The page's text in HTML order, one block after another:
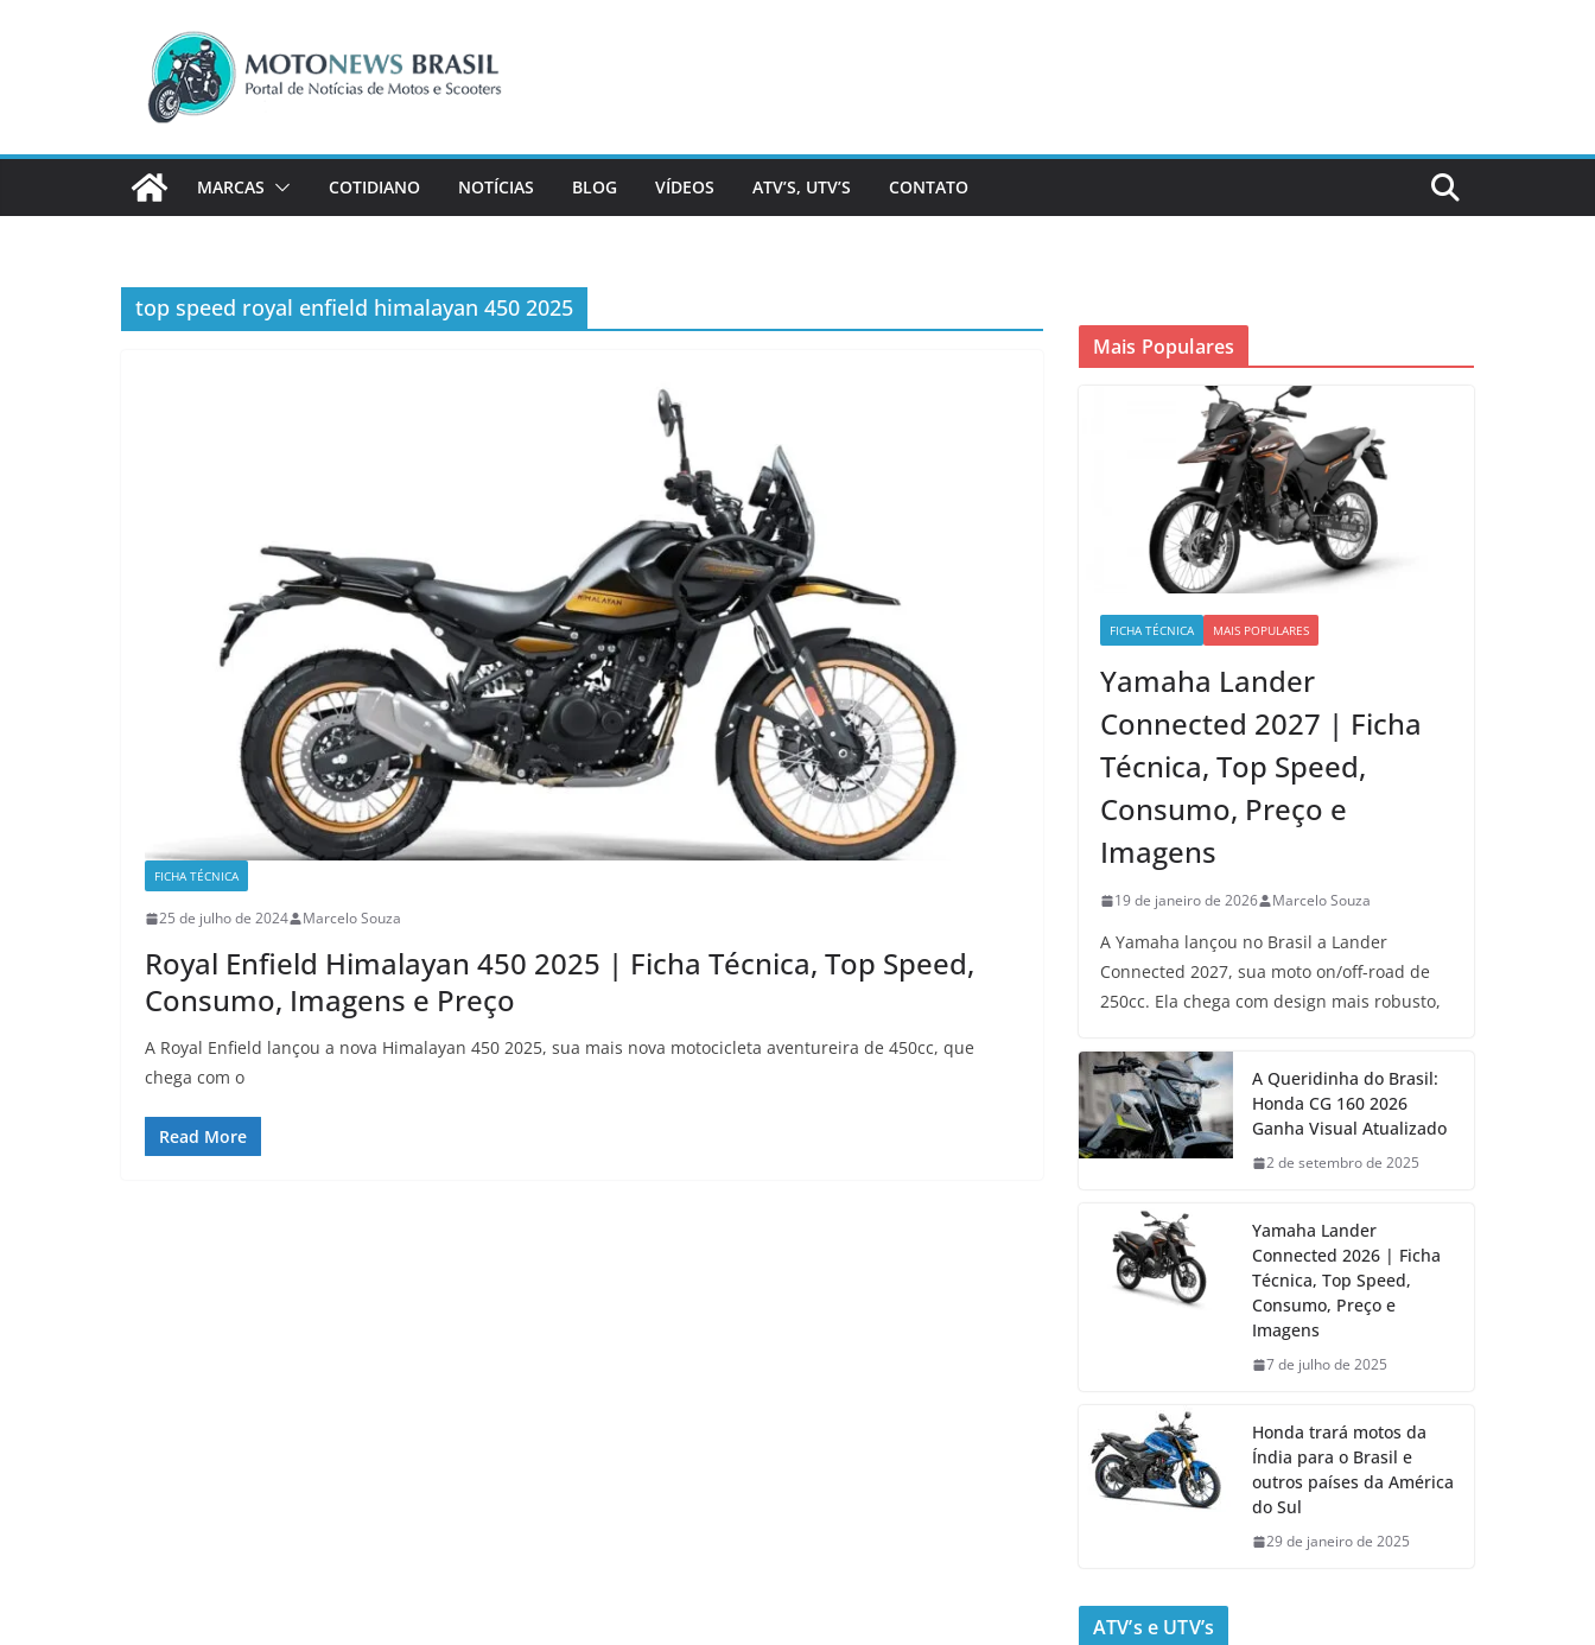
MARCAS COTIDIANO NOTÍCIAS BLOG VÍDEOS ATV’S, UTV’S CONTATO
top speed royal enfield himalayan 450 2025
FICHA TÉCNICA
25 de julho de 2024 Marcelo Souza
Royal Enfield Himalayan 450 2025 | Ficha Técnica, Top Speed,
Consumo, Imagens e Preço
A Royal Enfield lançou a nova Himalayan 450 2025, sua mais nova motocicleta aventureira de 450cc, que
chega com o
Read More
Mais Populares
FICHA TÉCNICA MAIS POPULARES
Yamaha Lander
Connected 2027 | Ficha
Técnica, Top Speed,
Consumo, Preço e
Imagens
19 de janeiro de 2026 Marcelo Souza
A Yamaha lançou no Brasil a Lander
Connected 2027, sua moto on/off-road de
250cc. Ela chega com design mais robusto,
A Queridinha do Brasil:
Honda CG 160 2026
Ganha Visual Atualizado
2 de setembro de 2025
Yamaha Lander
Connected 2026 | Ficha
Técnica, Top Speed,
Consumo, Preço e
Imagens
7 de julho de 2025
Honda trará motos da
Índia para o Brasil e
outros países da América
do Sul
29 de janeiro de 2025
ATV’s e UTV’s